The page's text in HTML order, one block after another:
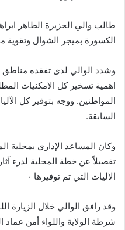
ي
ا
طالب والي الجزيرة الطاهر
الكسورة بميجر الشوال
وشدد الوالي لدى تفقده
اهمية تسخير كل الامكنيات
المواطنين. ووجه بتوفير كل
السابقة.
وكان المساعد الإداري
تفصيلاً عن خطة المحلية لدرء
الاليات التي تم توفيرها ٠
وقد رافق الوالي خلال الزيارة
شرطة الولاية واللواء أمن عماد